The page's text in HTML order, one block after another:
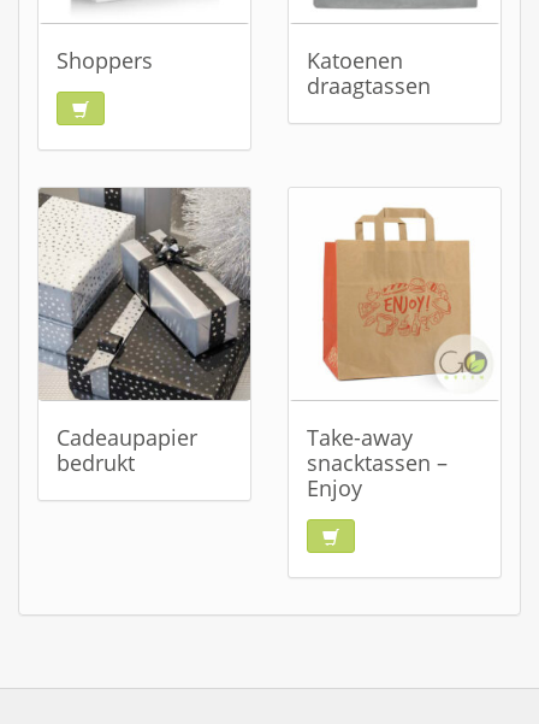
Shoppers
Katoenen
draagtassen
Cadeaupapier
bedrukt
Take-away
snacktassen –
Enjoy